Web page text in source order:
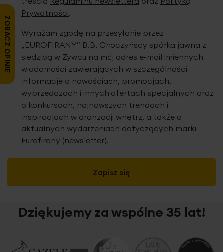
Prywatności.
Zapisz się
Wyrażam zgodę na przesyłanie przez
„EUROFIRANY” B.B. Choczyńscy spółka jawna z
siedzibą w Żywcu na mój adres e-mail imiennych
wiadomości zawierających w szczególności
informacje o nowościach, promocjach,
wyprzedażach i innych ofertach specjalnych oraz
o konkursach, najnowszych trendach i
inspiracjach w aranżacji wnętrz, a także o
aktualnych wydarzeniach dotyczących marki
Eurofirany (newsletter).
Dziękujemy za wspólne 35 lat!
ZOBACZ OPINIE